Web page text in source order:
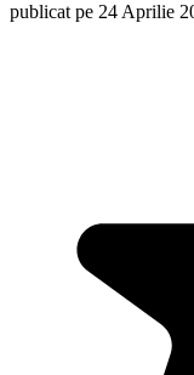
publicat pe 24 Aprilie